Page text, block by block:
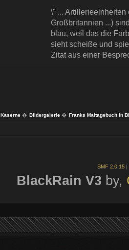
\" ...
Großbritannien ...)
blau, weil das die
sieht scheiße und
Zitat aus einer
Kaserne� Bildergalerie� Franks Maltagebuch in
SMF 2.0.15 |
BlackRain V3 by,